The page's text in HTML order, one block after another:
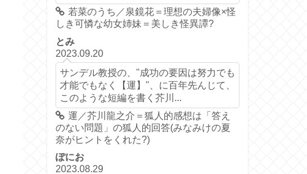
若菜のうち／泉鏡花＝理想の夫婦像×怪
しき可憐な幼女姉妹＝美しき怪異譚?
とみ
2023.09.20
サンデル教授の、"成功の要因は努力でも
才能でもなく【運】"、に百年先んじて、
このような短編を書く芥川...
運／芥川龍之介＝狐人的感想は「答え
のない問題」の狐人的回答(みなみけの夏
奈がヒントをくれた?)
ぽにお
2023.08.29